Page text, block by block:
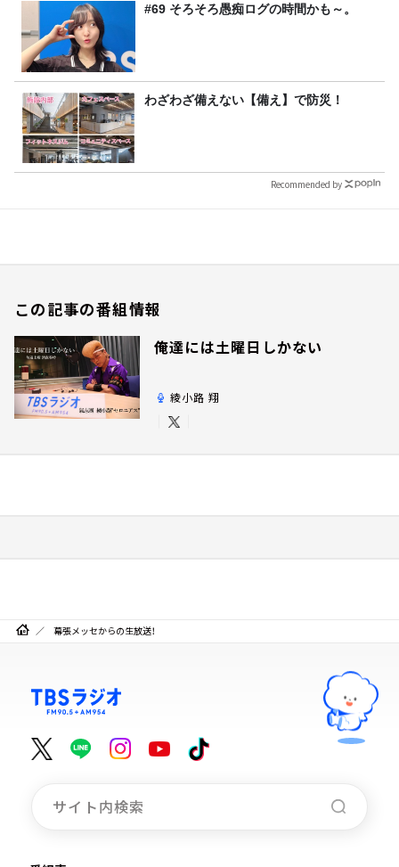
#69 そろそろ愚痴ログの時間かも～。
わざわざ備えない【備え】で防災！
Recommended by
この記事の番組情報
俺達には土曜日しかない
綾小路 翔
幕張メッセからの生放送！